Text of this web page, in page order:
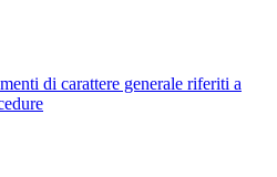
di carattere generale riferiti a